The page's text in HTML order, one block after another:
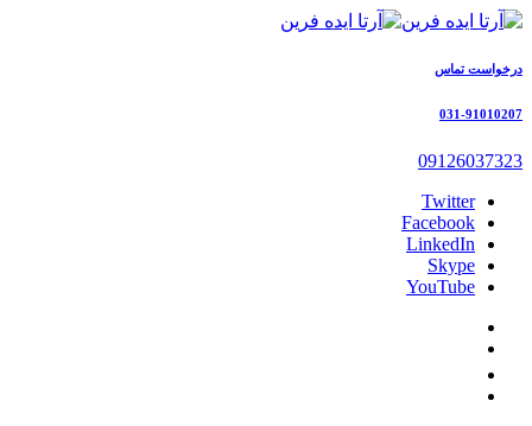
درخواست تماس
031-91010207
09126037323
Twitter
Facebook
LinkedIn
Skype
YouTube